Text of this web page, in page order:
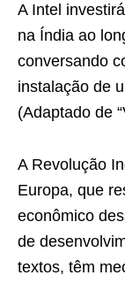
A Intel
na Índia ao
conversando
instalação de
(Adaptado de
A Revolução
Europa, que
econômico
de
textos, têm